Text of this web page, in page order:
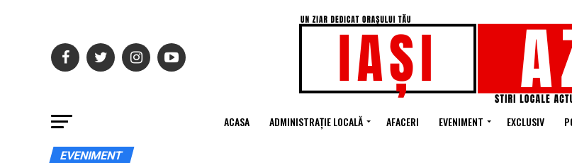
ACASA ADMINISTRAȚIE LOCALĂ AFACERI EVENIMENT EXCLUSIV
EVENIMENT